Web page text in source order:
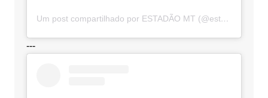
Um post compartilhado por ESTADÃO MT (@estadaomt)
---